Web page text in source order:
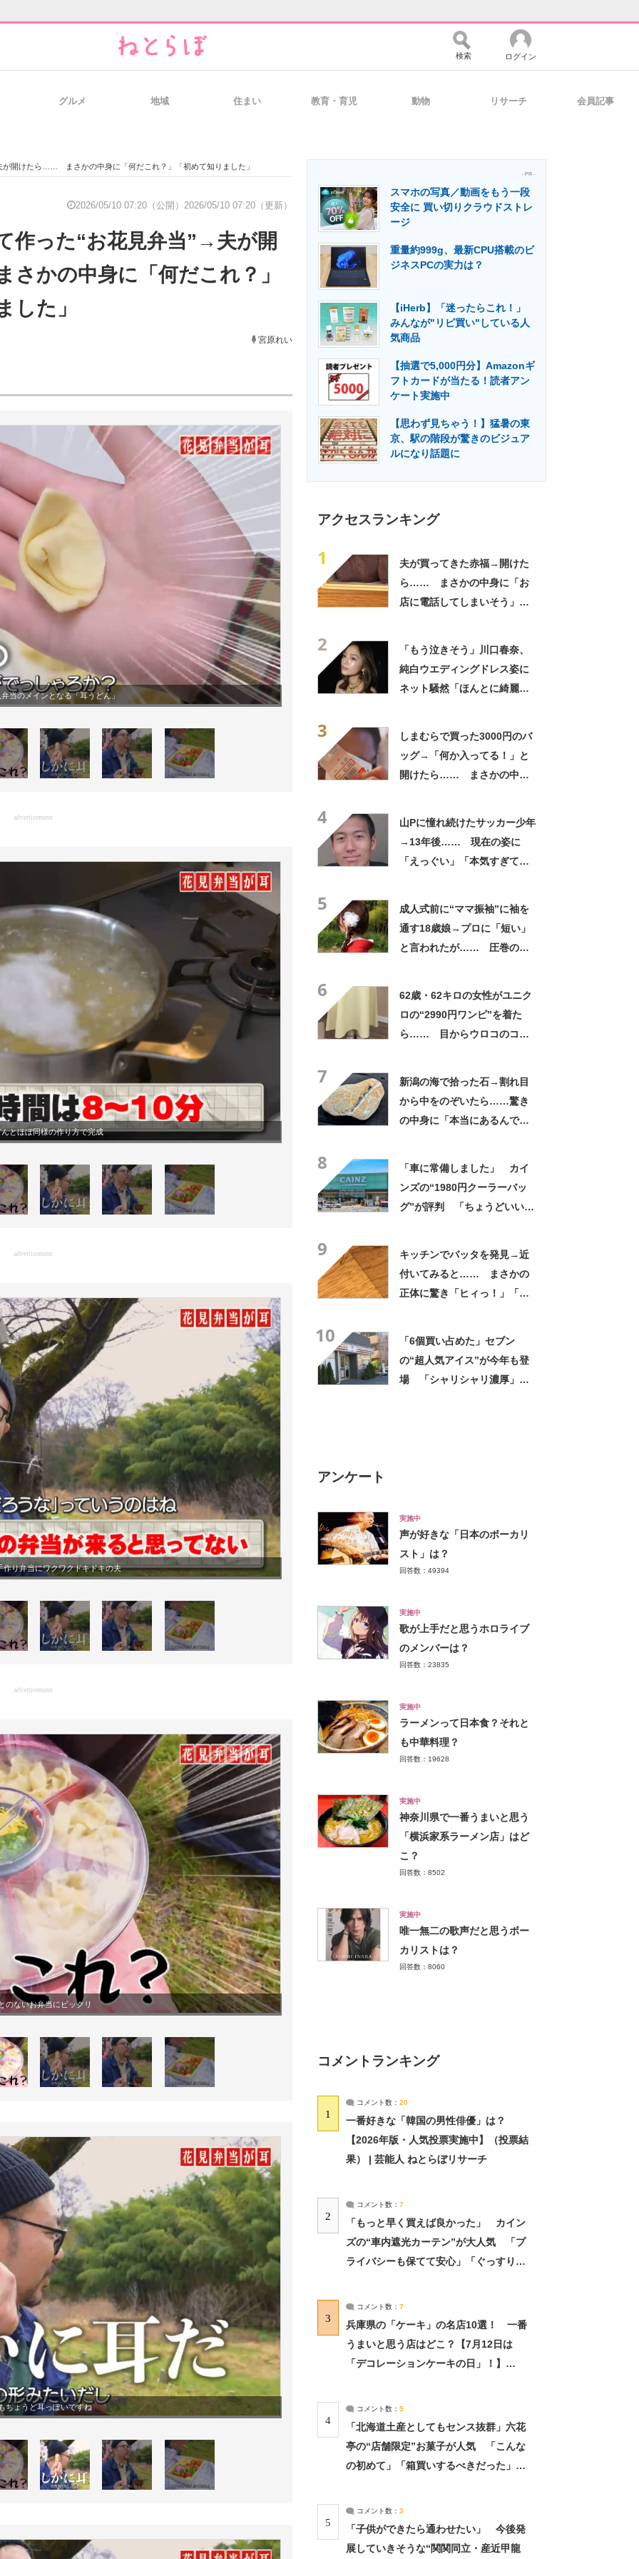
経営リーダーのコミュニティ マーケ×ITの今がよく分かる
製造業のIT導入・活用を支援
エネルギーの専門メディア 建設×テクノロジーの最前線
検索 ログイン
グルメ 地域 住まい 教育・育児 動物 リサーチ 会員記事
が開けたら…… まさかの中身に「何だこれ？」「初めて知りました」
2026/05/10 07:20（公開） 2026/05/10 07:20（更新）
作った“お花見弁当”→夫が開
かの中身に「何だこれ？」
した」
宮原れい
当のメインとなる「耳うどん」
advertisement
とほぼ同様の作り方で完成
advertisement
作り弁当にワクワクドキドキの夫
advertisement
のないお弁当にビックリ
ちょうど耳っぽいですね
- PR -
スマホの写真／動画をもう一段
安全に 買い切りクラウドストレ
ージ
重量約999g、最新CPU搭載のビ
ジネスPCの実力は？
【iHerb】「迷ったらこれ！」
みんなが"リピ買い"している人
気商品
【抽選で5,000円分】Amazonギ
フトカードが当たる！読者アン
ケート実施中
【思わず見ちゃう！】猛暑の東
京、駅の階段が驚きのビジュア
ルになり話題に
アクセスランキング
1
夫が買ってきた赤福→開けた
ら…… まさかの中身に「お
店に電話してしまいそう」
2
「もう泣きそう」川口春奈、
純白ウエディングドレス姿に
ネット騒然「ほんとに綺麗」
3
しまむらで買った3000円のバ
ッグ→「何か入ってる！」と
開けたら…… まさかの中身
4
山Pに憧れ続けたサッカー少年
→13年後…… 現在の姿に
「えっぐい」「本気すぎて尊
5
成人式前に“ママ振袖”に袖を
通す18歳娘→プロに「短い」
と言われたが…… 圧巻の着
6
62歳・62キロの女性がユニク
ロの“2990円ワンピ”を着た
ら…… 目からウロコのコー
7
新潟の海で拾った石→割れ目
から中をのぞいたら……驚き
の中身に「本当にあるんです
8
「車に常備しました」 カイ
ンズの“1980円クーラーバッ
グ”が評判 「ちょうどいい大
9
キッチンでバッタを発見→近
付いてみると…… まさかの
正体に驚き「ヒィっ！」「心
10
「6個買い占めた」セブン
の“超人気アイス”が今年も登
場 「シャリシャリ濃厚」
アンケート
実施中
声が好きな「日本のボーカリ
スト」は？
回答数：49394
実施中
歌が上手だと思うホロライブ
のメンバーは？
回答数：23835
実施中
ラーメンって日本食？それと
も中華料理？
回答数：19628
実施中
神奈川県で一番うまいと思う
「横浜家系ラーメン店」はど
こ？
回答数：8502
実施中
唯一無二の歌声だと思うボー
カリストは？
回答数：8060
コメントランキング
1
コメント数： 20
一番好きな「韓国の男性俳優」は？
【2026年版・人気投票実施中】（投票結
果） | 芸能人 ねとらぼリサーチ
2
コメント数： 7
「もっと早く買えば良かった」 カイン
ズの“車内遮光カーテン”が大人気 「プ
ライバシーも保てて安心」「ぐっすり眠
3
コメント数： 7
兵庫県の「ケーキ」の名店10選！ 一番
うまいと思う店はどこ？【7月12日は
「デコレーションケーキの日」！】
4
コメント数： 5
「北海道土産としてもセンス抜群」六花
亭の“店舗限定”お菓子が人気 「こんな
の初めて」「箱買いするべきだった」
5
コメント数： 3
「子供ができたら通わせたい」 今後発
展していきそうな“関関同立・産近甲龍